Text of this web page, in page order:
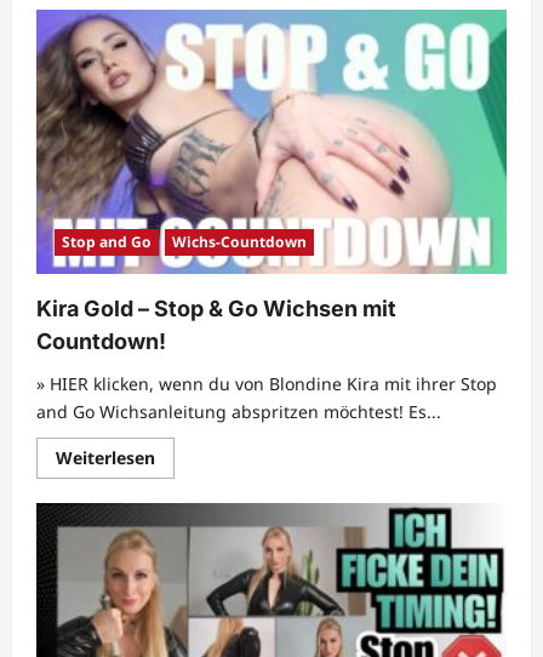
Lara
Love
–
Geile
Wichsanleitung
–
Heißer
Milf
Dirtytalk
bis
du
spritzt!
Stop and Go Wichs-Countdown
Kira Gold – Stop & Go Wichsen mit
Countdown!
» HIER klicken, wenn du von Blondine Kira mit ihrer Stop
and Go Wichsanleitung abspritzen möchtest! Es...
WeiterlesenMehr
Informationen
Kira
Gold
Stop
&
Go
Wichsen
mit
Countdown!